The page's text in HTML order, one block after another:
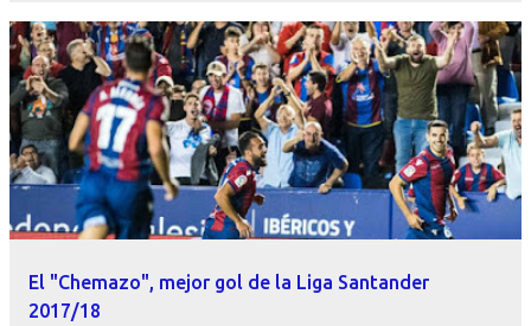
El "Chemazo", mejor gol de la Liga Santander
2017/18